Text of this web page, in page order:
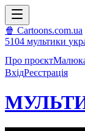
🍿 Cartoons.com.ua
5104 мультики
Про проєкт
ВхідРеєстрація